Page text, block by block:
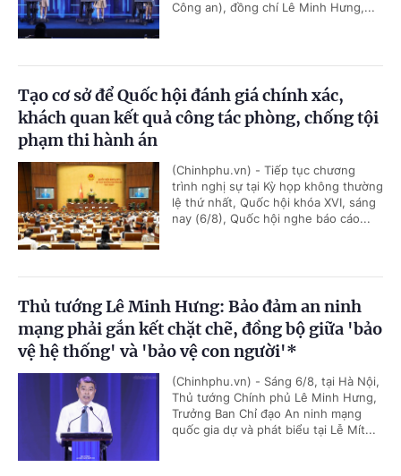
Công an), đồng chí Lê Minh Hưng,...
Tạo cơ sở để Quốc hội đánh giá chính xác,
khách quan kết quả công tác phòng, chống tội
phạm thi hành án
(Chinhphu.vn) - Tiếp tục chương
trình nghị sự tại Kỳ họp không thường
lệ thứ nhất, Quốc hội khóa XVI, sáng
nay (6/8), Quốc hội nghe báo cáo...
Thủ tướng Lê Minh Hưng: Bảo đảm an ninh
mạng phải gắn kết chặt chẽ, đồng bộ giữa 'bảo
vệ hệ thống' và 'bảo vệ con người'*
(Chinhphu.vn) - Sáng 6/8, tại Hà Nội,
Thủ tướng Chính phủ Lê Minh Hưng,
Trưởng Ban Chỉ đạo An ninh mạng
quốc gia dự và phát biểu tại Lễ Mít...